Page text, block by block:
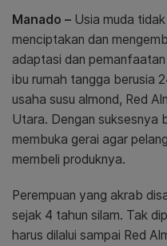
Manado – Usia muda
menciptakan dan
adaptasi dan
ibu rumah tangga berusia
usaha susu almond, Red
Utara. Dengan suksesnya
membuka gerai agar
membeli produknya.
Perempuan yang akrab
sejak 4 tahun silam. Tak
harus dilalui sampai Red